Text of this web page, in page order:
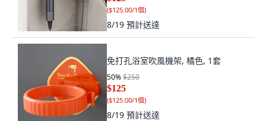
($125.00/1個)
8/19 預計送達
免打孔浴室吹風機架, 橘色, 1套
50%$250
$125
($125.00/1個)
8/19 預計送達